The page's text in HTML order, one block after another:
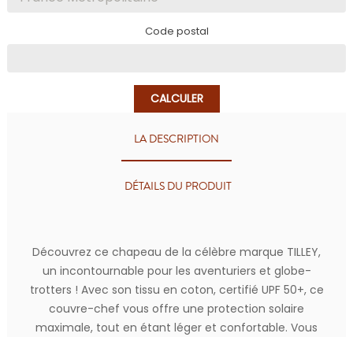
Code postal
CALCULER
LA DESCRIPTION
DÉTAILS DU PRODUIT
Découvrez ce chapeau de la célèbre marque TILLEY,
un incontournable pour les aventuriers et globe-
trotters ! Avec son tissu en coton, certifié UPF 50+, ce
couvre-chef vous offre une protection solaire
maximale, tout en étant léger et confortable. Vous